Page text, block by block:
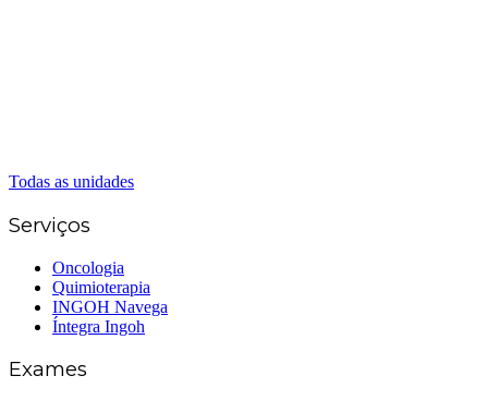
Todas as unidades
Serviços
Oncologia
Quimioterapia
INGOH Navega
Íntegra Ingoh
Exames